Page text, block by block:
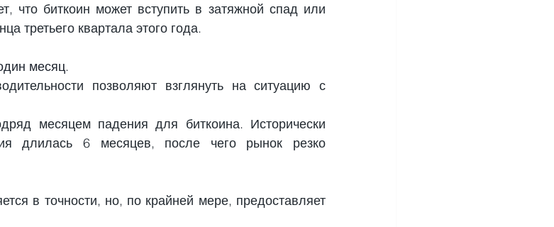
что биткоин может вступить в затяжной спад или
третьего квартала этого года.
месяц.
позволяют взглянуть на ситуацию с
месяцем падения для биткоина. Исторически
длилась 6 месяцев, после чего рынок резко
в точности, но, по крайней мере, предоставляет